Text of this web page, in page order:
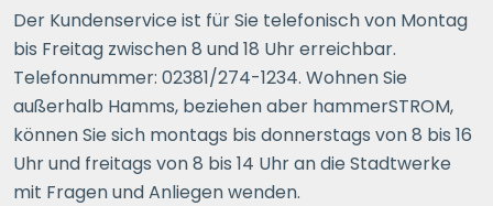
Der Kundenservice ist für Sie telefonisch von Montag
bis Freitag zwischen 8 und 18 Uhr erreichbar.
Telefonnummer: 02381/274-1234. Wohnen Sie
außerhalb Hamms, beziehen aber hammerSTROM,
können Sie sich montags bis donnerstags von 8 bis 16
Uhr und freitags von 8 bis 14 Uhr an die Stadtwerke
mit Fragen und Anliegen wenden.